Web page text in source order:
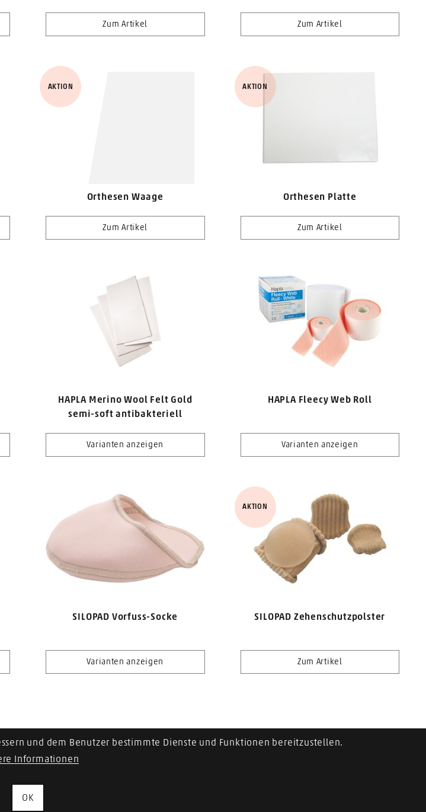
Zum Artikel Zum Artikel
Orthesen Waage
Zum Artikel
AKTION
Orthesen Platte
Zum Artikel
AKTION
HAPLA Merino Wool Felt Gold
semi-soft antibakteriell
Varianten anzeigen
HAPLA Fleecy Web Roll
Varianten anzeigen
SILOPAD Vorfuss-Socke
Varianten anzeigen
SILOPAD Zehenschutzpolster
Zum Artikel
AKTION
1 2
und dem Benutzer bestimmte Dienste und Funktionen bereitzustellen.
Informationen
OK